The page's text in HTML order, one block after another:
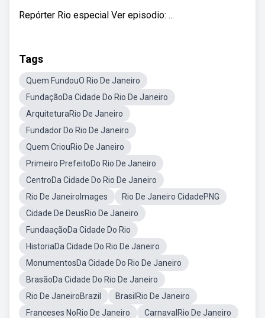
Repórter Rio especial Ver episodio: ...
Tags
Quem FundouO Rio De Janeiro
FundaçãoDa Cidade Do Rio De Janeiro
ArquiteturaRio De Janeiro
Fundador Do Rio De Janeiro
Quem CriouRio De Janeiro
Primeiro PrefeitoDo Rio De Janeiro
CentroDa Cidade Do Rio De Janeiro
Rio De JaneiroImages
Rio De Janeiro CidadePNG
Cidade De DeusRio De Janeiro
FundaaçãoDa Cidade Do Rio
HistoriaDa Cidade Do Rio De Janeiro
MonumentosDa Cidade Do Rio De Janeiro
BrasãoDa Cidade Do Rio De Janeiro
Rio De JaneiroBrazil
BrasilRio De Janeiro
Franceses NoRio De Janeiro
CarnavalRio De Janeiro